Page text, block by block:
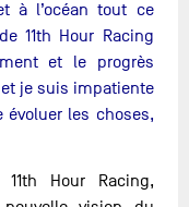
à l’océan tout ce
11th Hour Racing
et le progrès
je suis impatiente
évoluer les choses,
Hour Racing,